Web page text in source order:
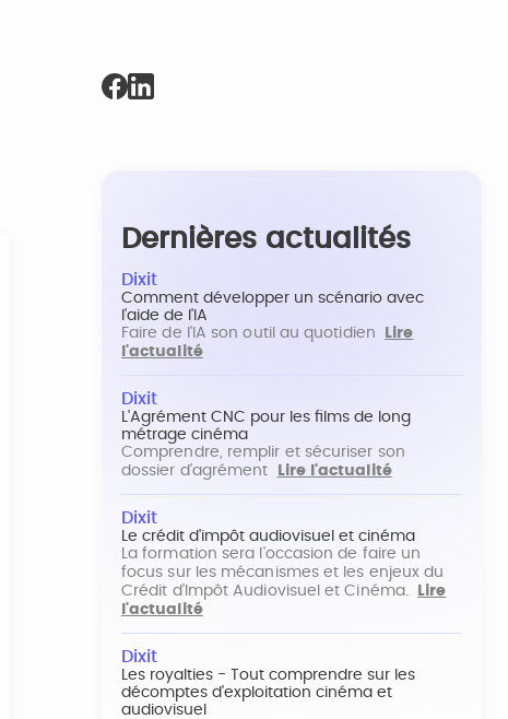
Dernières actualités
Dixit
Comment développer un scénario avec
l'aide de l'IA
Faire de l'IA son outil au quotidien
Lire
l'actualité
Dixit
L'Agrément CNC pour les films de long
métrage cinéma
Comprendre, remplir et sécuriser son
dossier d'agrément
Lire l'actualité
Dixit
Le crédit d'impôt audiovisuel et cinéma
La formation sera l'occasion de faire un
focus sur les mécanismes et les enjeux du
Crédit d'Impôt Audiovisuel et Cinéma.
Lire
l'actualité
Dixit
Les royalties - Tout comprendre sur les
décomptes d'exploitation cinéma et
audiovisuel